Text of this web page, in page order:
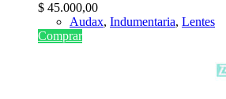
$ 45.000,00
Audax, Indumentaria, Lentes
Comprar